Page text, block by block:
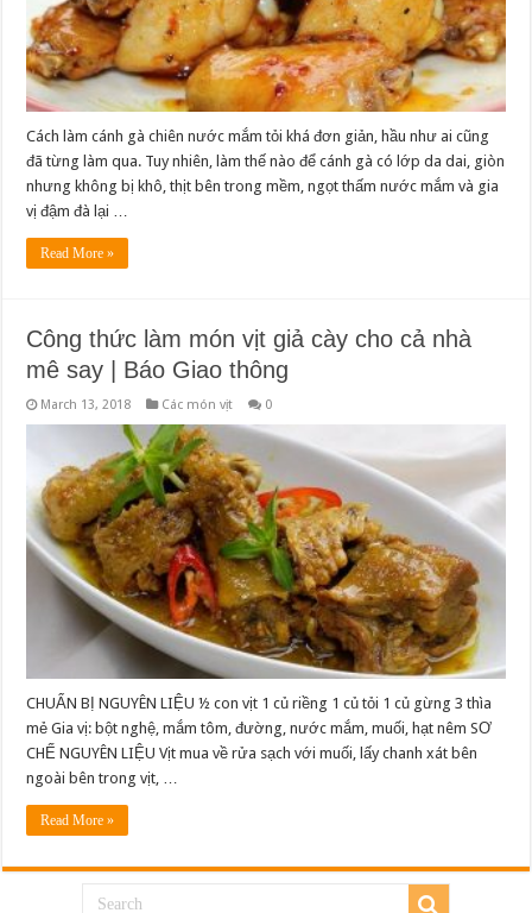
Cách làm cánh gà chiên nước mắm tỏi khá đơn giản, hầu như ai cũng
đã từng làm qua. Tuy nhiên, làm thế nào để cánh gà có lớp da dai, giòn
nhưng không bị khô, thịt bên trong mềm, ngọt thấm nước mắm và gia
vị đậm đà lại …
Read More »
Công thức làm món vịt giả cày cho cả nhà
mê say | Báo Giao thông
March 13, 2018 Các món vịt 0
CHUẨN BỊ NGUYÊN LIỆU ½ con vịt 1 củ riềng 1 củ tỏi 1 củ gừng 3 thìa
mẻ Gia vị: bột nghệ, mắm tôm, đường, nước mắm, muối, hạt nêm SƠ
CHẾ NGUYÊN LIỆU Vịt mua về rửa sạch với muối, lấy chanh xát bên
ngoài bên trong vịt, …
Read More »